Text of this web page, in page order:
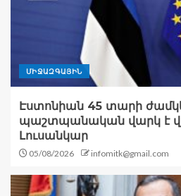
ՄԻՋԱԶԳԱՅԻՆ
Էստոնիան 45 տարի
պաշտպանական վարկ է
Լուսանկար
05/08/2026 infomitk@gmail.com